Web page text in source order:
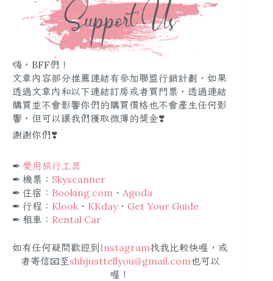
嗨，BFF們！
文章內容部分推薦連結有參加聯盟行銷計劃，如果
透過文章內和以下連結訂房或者買門票，透過連結
購買並不會影響你們的購買價格也不會產生任何影
響，但可以讓我們獲取微薄的獎金❣️
謝謝你們❣️
✒︎ 愛用旅行工具
✒︎ 機票： Skyscanner
✒︎ 住宿： Booking.com 、 Agoda
✒︎ 行程： Klook 、 KKday、 Get Your Guide
✒︎ 租車： Rental Car
如有任何疑問歡迎到Instagram找我比較快喔，或
者寄信📧至shhjusttellyou@gmail.com也可以
喔！